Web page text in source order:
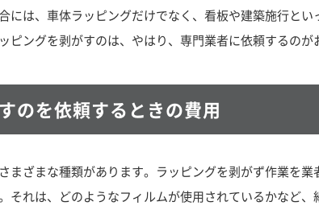
には、車体ラッピングだけでなく、看板や建築施行と
ピングを剥がすのは、やはり、専門業者に依頼するのが
のを依頼するときの費用
まざまな種類があります。ラッピングを剥がず作業を
それは、どのようなフィルムが使用されているかなど